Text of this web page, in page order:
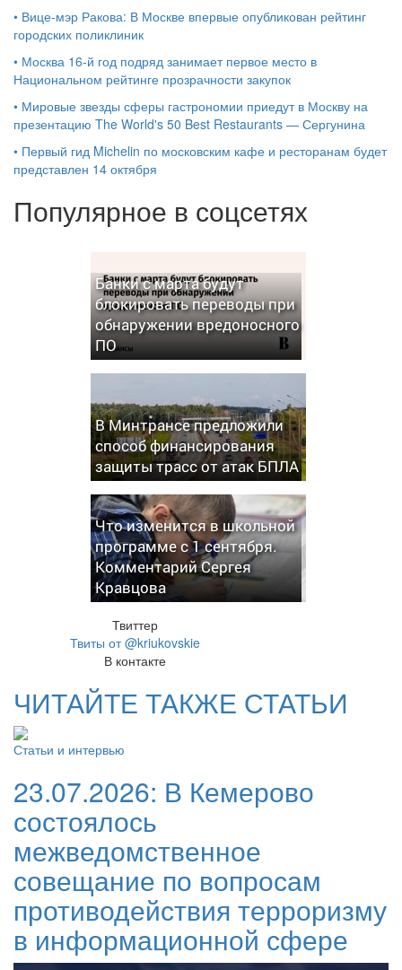
• Вице-мэр Ракова: В Москве впервые опубликован рейтинг
городских поликлиник
• Москва 16-й год подряд занимает первое место в
Национальном рейтинге прозрачности закупок
• Мировые звезды сферы гастрономии приедут в Москву на
презентацию The World's 50 Best Restaurants — Сергунина
• Первый гид Michelin по московским кафе и ресторанам будет
представлен 14 октября
Популярное в соцсетях
Банки с марта будут
блокировать переводы при
обнаружении вредоносного
ПО
В Минтрансе предложили
способ финансирования
защиты трасс от атак БПЛА
Что изменится в школьной
программе с 1 сентября.
Комментарий Сергея
Кравцова
Твиттер
Твиты от @kriukovskie
В контакте
ЧИТАЙТЕ ТАКЖЕ СТАТЬИ
Статьи и интервью
23.07.2026: В Кемерово
состоялось
межведомственное
совещание по вопросам
противодействия терроризму
в информационной сфере